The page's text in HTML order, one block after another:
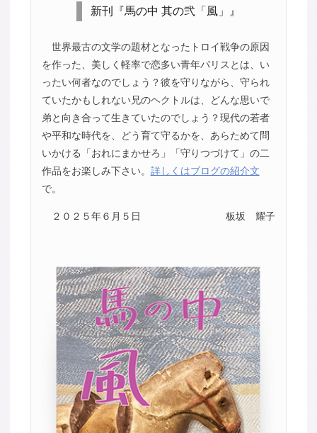
新刊『馬の中 其の弐「風」』
世界最古の文学の題材となったトロイ戦争の原因
を作った、美しく軽率で恋多い青年パリスとは、い
ったい何者なのでしょう？彼を守りながら、守られ
ていたかもしれない兄のヘクトルは、どんな思いで
弟と向き合って生きていたのでしょう？現代の若者
や平和な時代を、どう育て守るかを、あらためて問
いかける「おれにまかせろ」「守りつづけて」の二
作品をお楽しみ下さい。 詳しくはブログの紹介文
で。
２０２５年６月５日 板坂 耀子